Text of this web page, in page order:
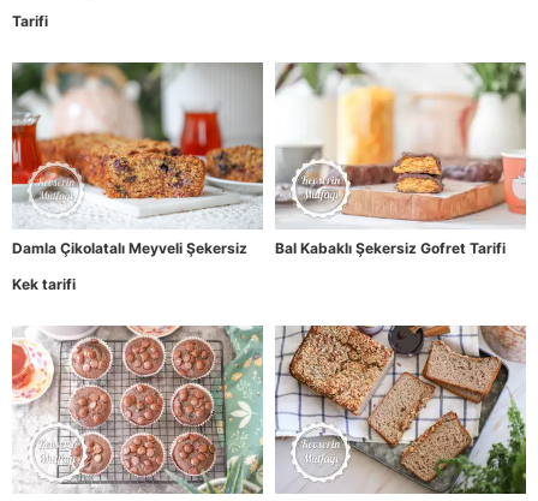
Tarifi
Damla Çikolatalı Meyveli Şekersiz
Kek tarifi
Bal Kabaklı Şekersiz Gofret Tarifi